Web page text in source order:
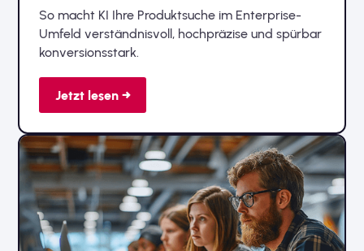
So macht KI Ihre Produktsuche im Enterprise-
Umfeld verständnisvoll, hochpräzise und spürbar
konversionsstark.
Jetzt lesen →